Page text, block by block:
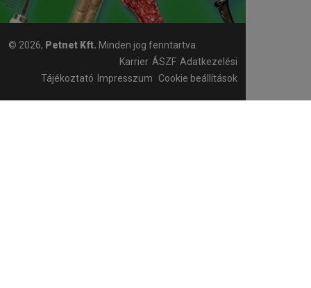
© 2026, Petnet Kft. Minden jog fenntartva.
Karrier ÁSZF Adatkezelési
Tájékoztató
Impresszum Cookie beállítások